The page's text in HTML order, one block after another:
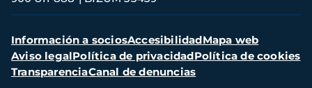
Menú
secundario
Información a sociosAccesibilidadMapa web
Aviso legalPolítica de privacidadPolítica de cookies
TransparenciaCanal de denuncias